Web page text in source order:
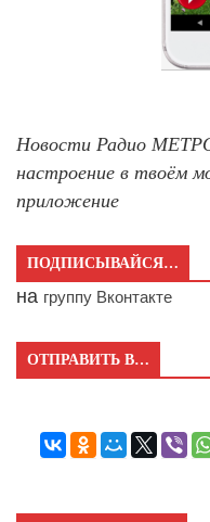
Новости Радио
настроение в твоём
приложение
ПОДПИСЫВАЙСЯ…
на группу Вконтакте
ОТПРАВИТЬ В…